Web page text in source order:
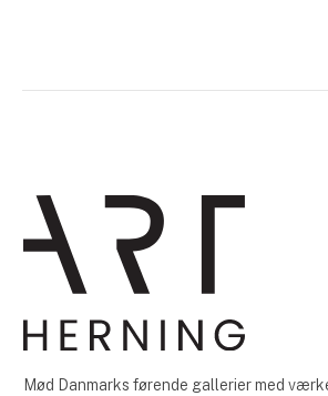
Mød Danmarks førende gallerier med